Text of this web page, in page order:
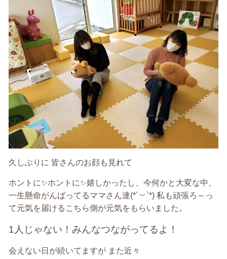
久しぶりに 皆さんのお顔も見れて
ホントに✨ホントに✨嬉しかったし、今何かと大変な中、
一生懸命がんばってるママさん達(*´︶`*) 私も頑張ろ～っ
て元気を届けるこちら側が元気をもらいました。
1人じゃない！みんなつながってるよ！
会えない日が続いてますが また近々